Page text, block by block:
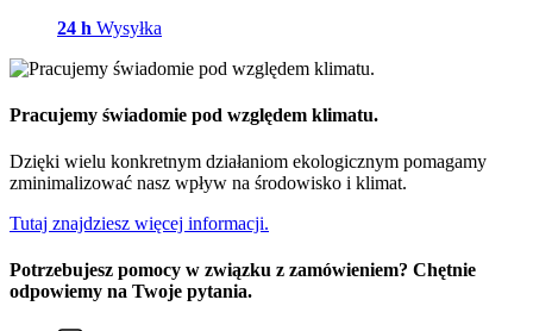
24 h Wysyłka
Pracujemy świadomie pod względem klimatu.
Dzięki wielu konkretnym działaniom ekologicznym pomagamy
zminimalizować nasz wpływ na środowisko i klimat.
Tutaj znajdziesz więcej informacji.
Potrzebujesz pomocy w związku z zamówieniem? Chętnie
odpowiemy na Twoje pytania.